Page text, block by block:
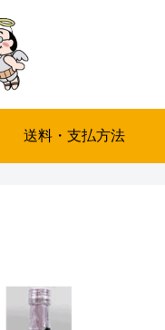
送料・支払方法